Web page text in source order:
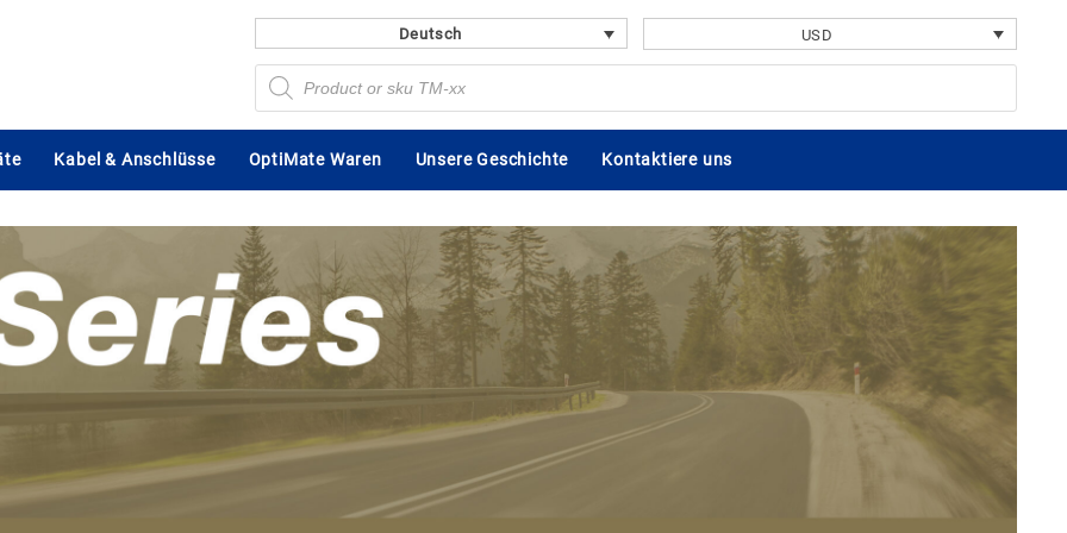
Deutsch USD
Products
search
Kabel & Anschlüsse OptiMate Waren Unsere Geschichte Kontaktiere uns